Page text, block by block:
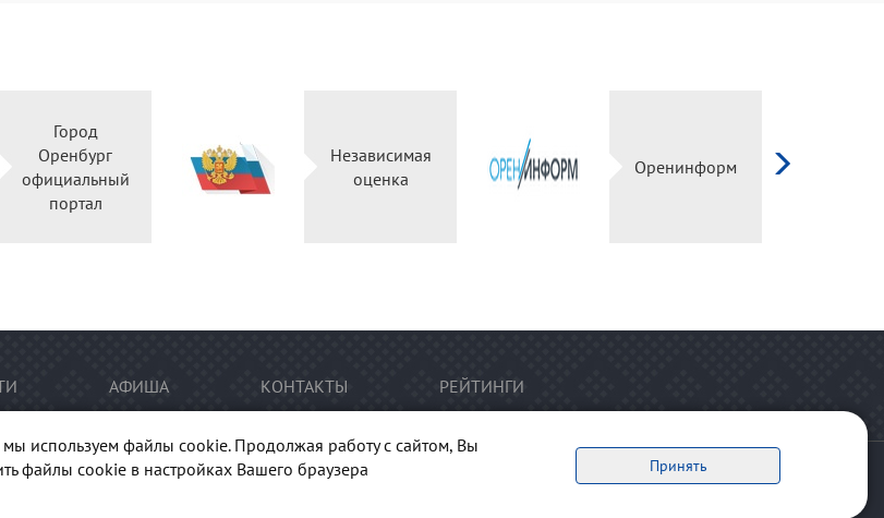
Город
Оренбург
официальный
портал
Независимая
оценка
Оренинформ
используем файлы cookie. Продолжая работу с сайтом, Вы
файлы cookie в настройках Вашего браузера
Принять
АФИША КОНТАКТЫ РЕЙТИНГИ
на первоисточник обязательна.